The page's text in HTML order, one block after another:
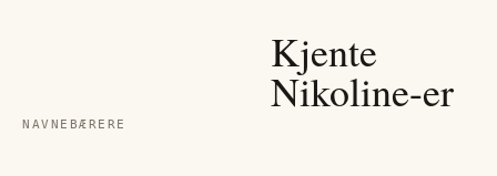
NAVNEBÆRERE
Kjente
Nikoline-er